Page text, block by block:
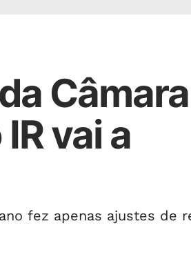
vai a
fez apenas ajustes de